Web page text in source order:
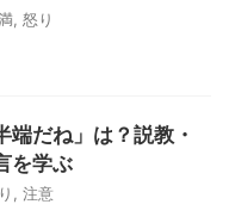
怒り
端だね」は？説教・
を学ぶ
注意